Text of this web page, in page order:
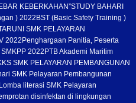
KEBERKAHAN”STUDY BAHARI
) 2022 BST (Basic Safety Training )
SMK PELAYARAN
2022 Penghargaan Panitia, Peserta
2022 PTB Akademi Maritim
SMK PELAYARAN PEMBANGUNAN
SMK Pelayaran Pembangunan
literasi SMK Pelayaran
disinfektan di lingkungan